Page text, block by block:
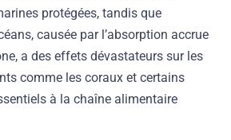
protégées, tandis que
causée par l’absorption accrue
a des effets dévastateurs sur les
comme les coraux et certains
à la chaîne alimentaire